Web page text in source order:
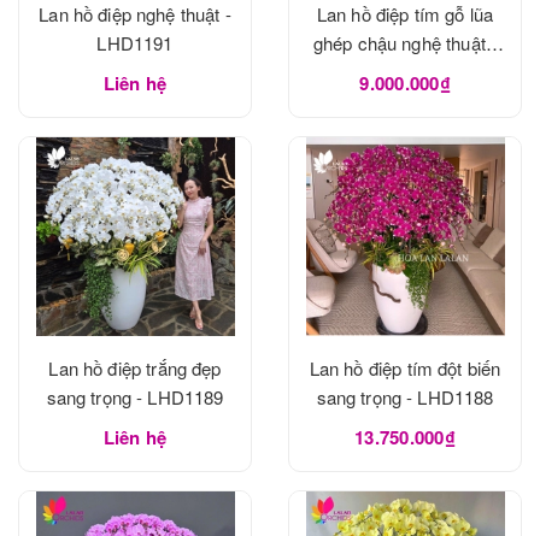
Lan hồ điệp nghệ thuật -
LHD1191
Liên hệ
Lan hồ điệp tím gỗ lũa
ghép chậu nghệ thuật -
LHD1190
9.000.000₫
Lan hồ điệp trắng đẹp
sang trọng - LHD1189
Liên hệ
Lan hồ điệp tím đột biến
sang trọng - LHD1188
13.750.000₫